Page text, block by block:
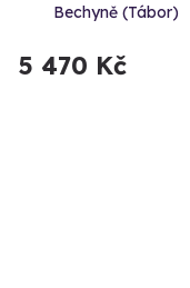
Bechyně (Tábor)
5 470 Kč